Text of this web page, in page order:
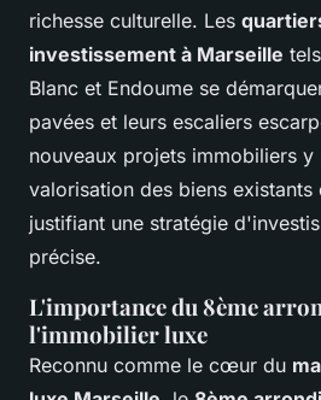
richesse culturelle. Les
investissement à Marseille
Blanc et Endoume se
pavées et leurs escaliers
nouveaux projets immobiliers y
valorisation des biens existants
justifiant une stratégie
précise.
L'importance du 8ème
l'immobilier luxe
Reconnu comme le cœur du